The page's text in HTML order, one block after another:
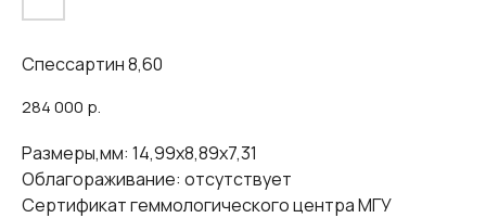
Спессартин 8,60
284 000 р.
Размеры,мм: 14,99х8,89х7,31
Облагораживание: отсутствует
Сертификат геммологического центра МГУ